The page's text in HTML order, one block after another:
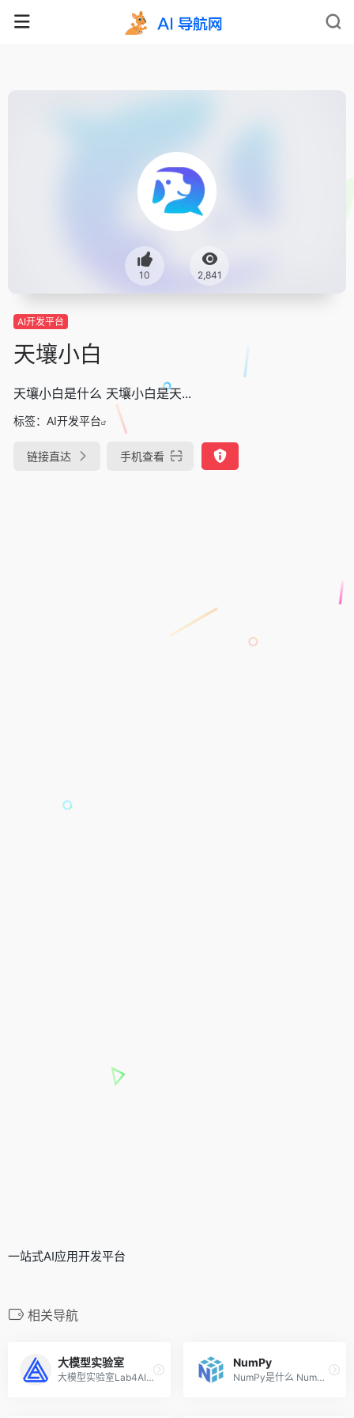
10 2,841
AI开发平台
天壤小白
天壤小白是什么 天壤小白是天...
标签： AI开发平台
链接直达 手机查看
一站式AI应用开发平台
相关导航
大模型实验室
大模型实验室Lab4AI是什么 大...
NumPy
NumPy是什么 NumPy 是 Python...